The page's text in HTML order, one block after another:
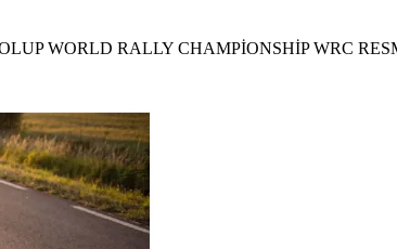
WORLD RALLY CHAMPİONSHİP WRC